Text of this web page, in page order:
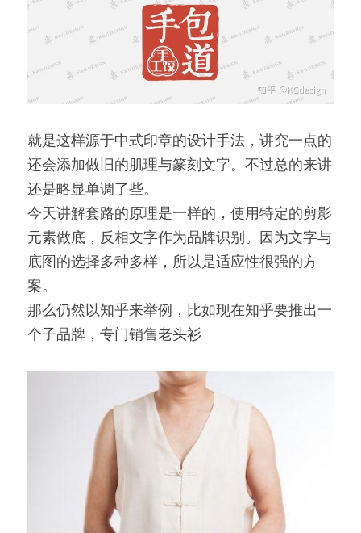
就是这样源于中式印章的设计手法，讲究一点的
还会添加做旧的肌理与篆刻文字。不过总的来讲
还是略显单调了些。
今天讲解套路的原理是一样的，使用特定的剪影
元素做底，反相文字作为品牌识别。因为文字与
底图的选择多种多样，所以是适应性很强的方
案。
那么仍然以知乎来举例，比如现在知乎要推出一
个子品牌，专门销售老头衫